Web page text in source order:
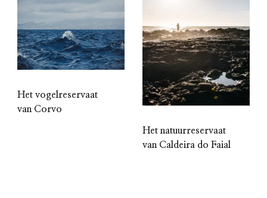
Het vogelreservaat
van Corvo
Het natuurreservaat
van Caldeira do Faial